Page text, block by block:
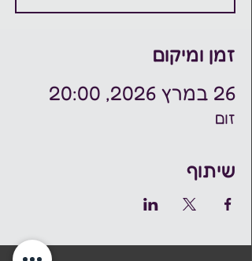
זמן ומיקום
26 במרץ 2026, 20:00
זום
שיתוף